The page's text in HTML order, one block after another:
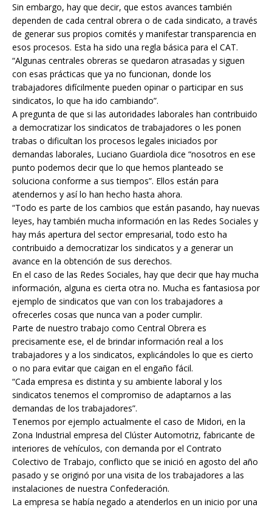
Sin embargo, hay que decir, que estos avances también
dependen de cada central obrera o de cada sindicato, a través
de generar sus propios comités y manifestar transparencia en
esos procesos. Esta ha sido una regla básica para el CAT.
“Algunas centrales obreras se quedaron atrasadas y siguen
con esas prácticas que ya no funcionan, donde los
trabajadores difícilmente pueden opinar o participar en sus
sindicatos, lo que ha ido cambiando”.
A pregunta de que si las autoridades laborales han contribuido
a democratizar los sindicatos de trabajadores o les ponen
trabas o dificultan los procesos legales iniciados por
demandas laborales, Luciano Guardiola dice “nosotros en ese
punto podemos decir que lo que hemos planteado se
soluciona conforme a sus tiempos”. Ellos están para
atendernos y así lo han hecho hasta ahora.
“Todo es parte de los cambios que están pasando, hay nuevas
leyes, hay también mucha información en las Redes Sociales y
hay más apertura del sector empresarial, todo esto ha
contribuido a democratizar los sindicatos y a generar un
avance en la obtención de sus derechos.
En el caso de las Redes Sociales, hay que decir que hay mucha
información, alguna es cierta otra no. Mucha es fantasiosa por
ejemplo de sindicatos que van con los trabajadores a
ofrecerles cosas que nunca van a poder cumplir.
Parte de nuestro trabajo como Central Obrera es
precisamente ese, el de brindar información real a los
trabajadores y a los sindicatos, explicándoles lo que es cierto
o no para evitar que caigan en el engaño fácil.
“Cada empresa es distinta y su ambiente laboral y los
sindicatos tenemos el compromiso de adaptarnos a las
demandas de los trabajadores”.
Tenemos por ejemplo actualmente el caso de Midori, en la
Zona Industrial empresa del Clúster Automotriz, fabricante de
interiores de vehículos, con demanda por el Contrato
Colectivo de Trabajo, conflicto que se inició en agosto del año
pasado y se originó por una visita de los trabajadores a las
instalaciones de nuestra Confederación.
La empresa se había negado a atenderlos en un inicio por una